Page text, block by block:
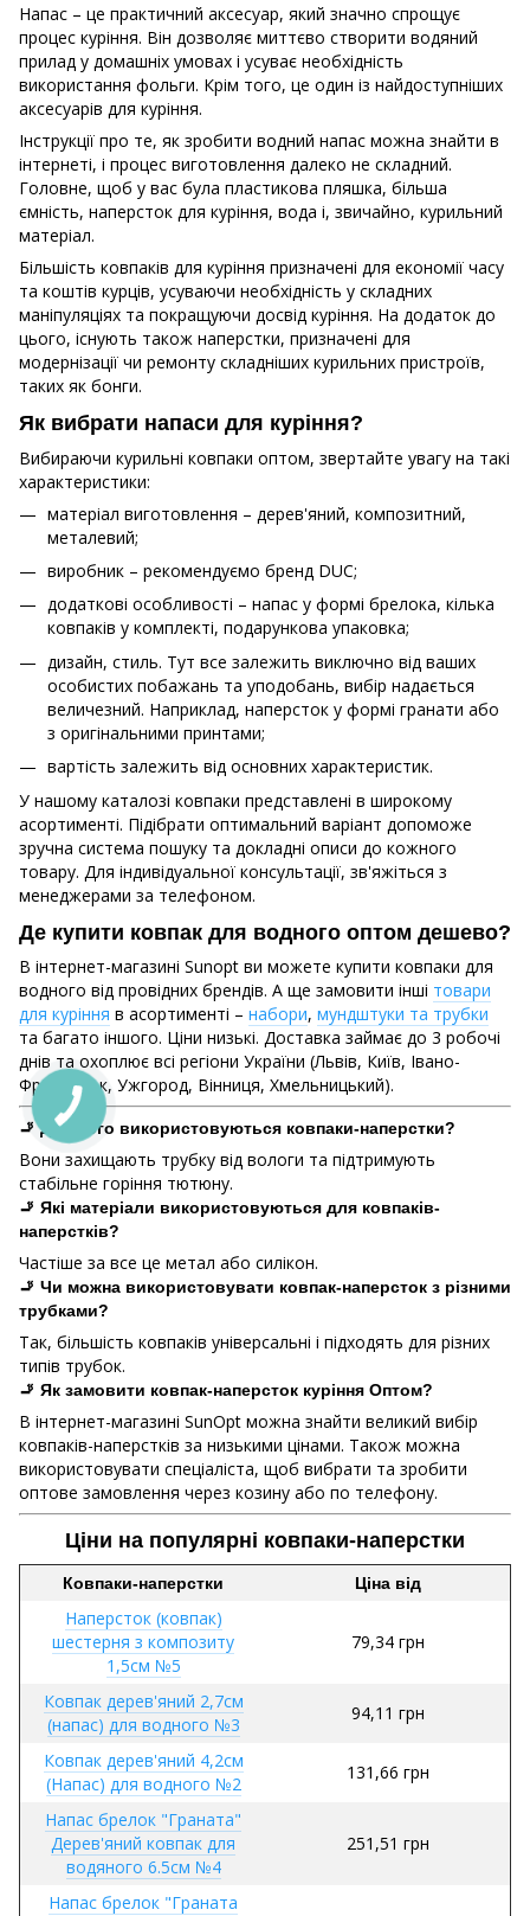
Напас – це практичний аксесуар, який значно спрощує
процес куріння. Він дозволяє миттєво створити водяний
прилад у домашніх умовах і усуває необхідність
використання фольги. Крім того, це один із найдоступніших
аксесуарів для куріння.
Інструкції про те, як зробити водний напас можна знайти в
інтернеті, і процес виготовлення далеко не складний.
Головне, щоб у вас була пластикова пляшка, більша
ємність, наперсток для куріння, вода і, звичайно, курильний
матеріал.
Більшість ковпаків для куріння призначені для економії часу
та коштів курців, усуваючи необхідність у складних
маніпуляціях та покращуючи досвід куріння. На додаток до
цього, існують також наперстки, призначені для
модернізації чи ремонту складніших курильних пристроїв,
таких як бонги.
Як вибрати напаси для куріння?
Вибираючи курильні ковпаки оптом, звертайте увагу на такі
характеристики:
матеріал виготовлення – дерев'яний, композитний,
металевий;
виробник – рекомендуємо бренд DUC;
додаткові особливості – напас у формі брелока, кілька
ковпаків у комплекті, подарункова упаковка;
дизайн, стиль. Тут все залежить виключно від ваших
особистих побажань та уподобань, вибір надається
величезний. Наприклад, наперсток у формі гранати або
з оригінальними принтами;
вартість залежить від основних характеристик.
У нашому каталозі ковпаки представлені в широкому
асортименті. Підібрати оптимальний варіант допоможе
зручна система пошуку та докладні описи до кожного
товару. Для індивідуальної консультації, зв'яжіться з
менеджерами за телефоном.
Де купити ковпак для водного оптом дешево?
В інтернет-магазині Sunopt ви можете купити ковпаки для
водного від провідних брендів. А ще замовити інші товари
для куріння в асортименті – набори, мундштуки та трубки
та багато іншого. Ціни низькі. Доставка займає до 3 робочі
днів та охоплює всі регіони України (Львів, Київ, Івано-
Франківськ, Ужгород, Вінниця, Хмельницький).
🚬 Для чого використовуються ковпаки-наперстки?
Вони захищають трубку від вологи та підтримують
стабільне горіння тютюну.
🚬 Які матеріали використовуються для ковпаків-
наперстків?
Частіше за все це метал або силікон.
🚬 Чи можна використовувати ковпак-наперсток з різними
трубками?
Так, більшість ковпаків універсальні і підходять для різних
типів трубок.
🚬 Як замовити ковпак-наперсток куріння Оптом?
В інтернет-магазині SunOpt можна знайти великий вибір
ковпаків-наперстків за низькими цінами. Також можна
використовувати спеціаліста, щоб вибрати та зробити
оптове замовлення через козину або по телефону.
Ціни на популярні ковпаки-наперстки
Ковпаки-наперстки Ціна від
Наперсток (ковпак)
шестерня з композиту
1,5см №5
79,34 грн
Ковпак дерев'яний 2,7см
(напас) для водного №3
94,11 грн
Ковпак дерев'яний 4,2см
(Напас) для водного №2
131,66 грн
Напас брелок "Граната"
Дерев'яний ковпак для
водяного 6.5см №4
251,51 грн
Напас брелок "Граната